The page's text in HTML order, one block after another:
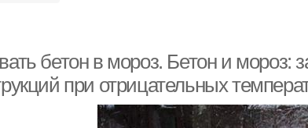
бетон в мороз. Бетон и мороз:
при отрицательных